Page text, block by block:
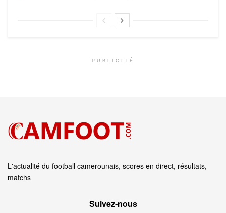
PUBLICITÉ
L'actualité du football camerounais, scores en direct, résultats,
matchs
Suivez‑nous